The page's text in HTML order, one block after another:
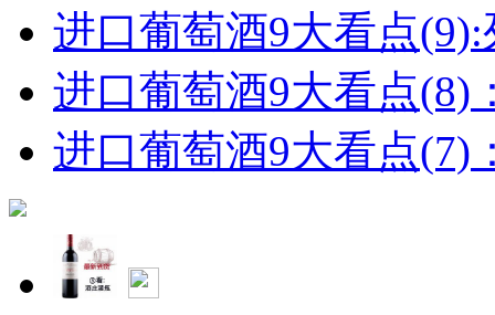
进口葡萄酒9大看点(9):
进口葡萄酒9大看点(8)
进口葡萄酒9大看点(7)